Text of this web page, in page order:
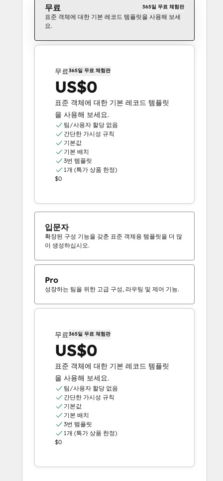
무료 365일 무료 체험판
표준 객체에 대한 기본 레코드 템플릿을 사용해 보세
요.
무료365일 무료 체험판
US$0
표준 객체에 대한 기본 레코드 템플릿
을 사용해 보세요.
팀/사용자 할당 없음
간단한 가시성 규칙
기본값
기본 배치
3번 템플릿
1개 (특가 상품 한정)
$0
입문자
확장된 구성 기능을 갖춘 표준 객체용 템플릿을 더 많
이 생성하십시오.
Pro
성장하는 팀을 위한 고급 구성, 라우팅 및 제어 기능.
무료365일 무료 체험판
US$0
표준 객체에 대한 기본 레코드 템플릿
을 사용해 보세요.
팀/사용자 할당 없음
간단한 가시성 규칙
기본값
기본 배치
3번 템플릿
1개 (특가 상품 한정)
$0